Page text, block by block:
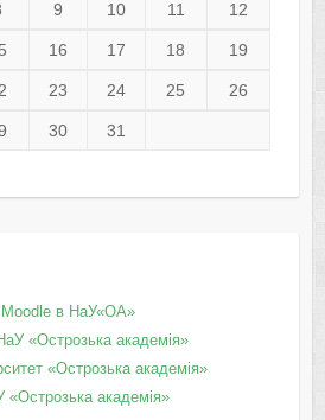
9 10 11 12
16 17 18 19
23 24 25 26
30
31
в НаУ«ОА»
«Острозька академія»
«Острозька академія»
академія»